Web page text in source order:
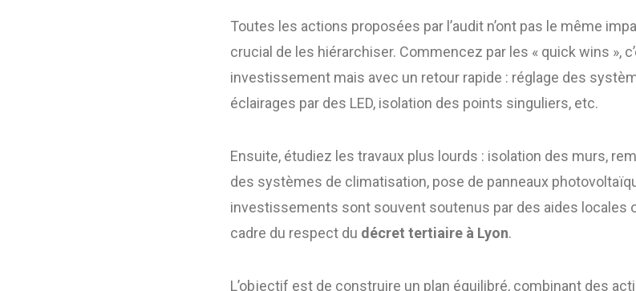
Toutes les actions proposées par l’audit n’ont pas le même
crucial de les hiérarchiser. Commencez par les « quick wins »,
investissement mais avec un retour rapide : réglage des
éclairages par des LED, isolation des points singuliers, etc.
Ensuite, étudiez les travaux plus lourds : isolation des murs,
des systèmes de climatisation, pose de panneaux
investissements sont souvent soutenus par des aides locales
cadre du respect du décret tertiaire à Lyon.
L’objectif est de construire un plan équilibré, combinant des